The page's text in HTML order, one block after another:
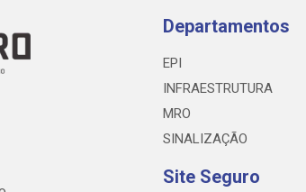
Departamentos
EPI
INFRAESTRUTURA
MRO
SINALIZAÇÃO
Site Seguro